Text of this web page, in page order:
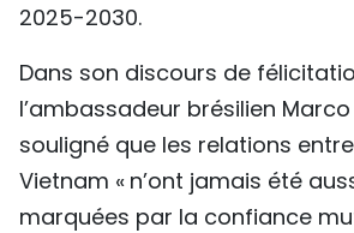
2025-2030.
Dans son discours de
l’ambassadeur brésilien
souligné que les relations
Vietnam « n’ont jamais été
marquées par la confiance